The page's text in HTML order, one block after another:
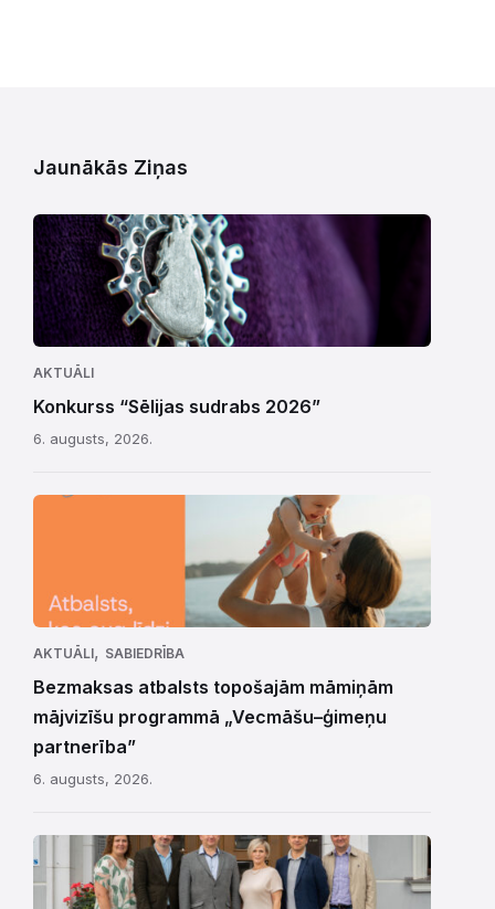
Jaunākās Ziņas
AKTUĀLI
Konkurss “Sēlijas sudrabs 2026”
6. augusts, 2026.
AKTUĀLI, SABIEDRĪBA
Bezmaksas atbalsts topošajām māmiņām
mājvizīšu programmā „Vecmāšu–ģimeņu
partnerība”
6. augusts, 2026.